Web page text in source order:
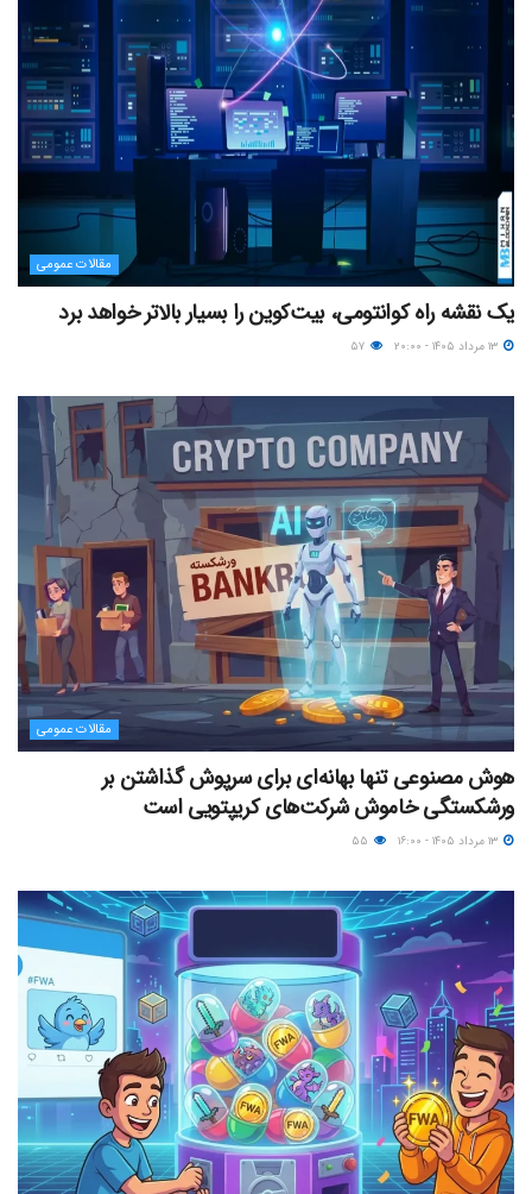
مقالات عمومی
یک نقشه راه کوانتومی، بیت‌کوین را بسیار بالاتر خواهد برد
مقالات عمومی
هوش مصنوعی تنها بهانه‌ای برای سرپوش گذاشتن بر
ورشکستگی خاموش شرکت‌های کریپتویی است